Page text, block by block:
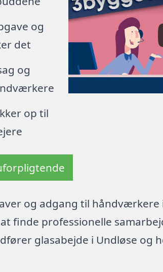
og
det
og
op til
og adgang til håndværkere
finde professionelle
glasabejde i Undløse og